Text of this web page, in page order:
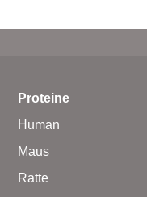
Proteine
Human
Maus
Ratte